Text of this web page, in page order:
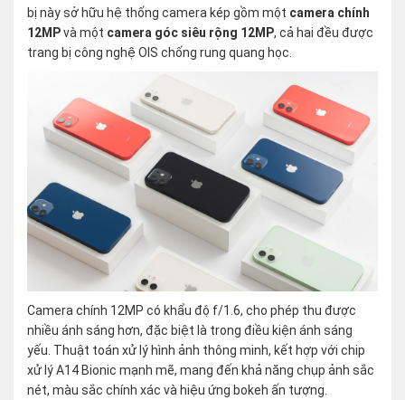
bị này sở hữu hệ thống camera kép gồm một camera chính
12MPvà một camera góc siêu rộng 12MP, cả hai đều được
trang bị công nghệ OIS chống rung quang học.
Camera chính 12MP có khẩu độ f/1.6, cho phép thu được
nhiều ánh sáng hơn, đặc biệt là trong điều kiện ánh sáng
yếu. Thuật toán xử lý hình ảnh thông minh, kết hợp với chip
xử lý A14 Bionic mạnh mẽ, mang đến khả năng chụp ảnh sắc
nét, màu sắc chính xác và hiệu ứng bokeh ấn tượng.